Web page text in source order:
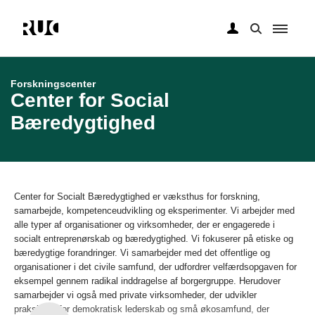
hovedindhold
Forskningscenter
Center for Social
Bæredygtighed
Center for Socialt Bæredygtighed er væksthus for forskning,
samarbejde, kompetenceudvikling og eksperimenter. Vi arbejder med
alle typer af organisationer og virksomheder, der er engagerede i
socialt entreprenørskab og bæredygtighed. Vi fokuserer på etiske og
bæredygtige forandringer. Vi samarbejder med det offentlige og
organisationer i det civile samfund, der udfordrer velfærdsopgaven for
eksempel gennem radikal inddragelse af borgergruppe. Herudover
samarbejder vi også med private virksomheder, der udvikler
praksisser for demokratisk lederskab og små økosamfund, der